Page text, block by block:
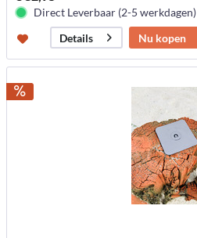
Direct Leverbaar (2-5 werkdagen)
Details
Nu kopen